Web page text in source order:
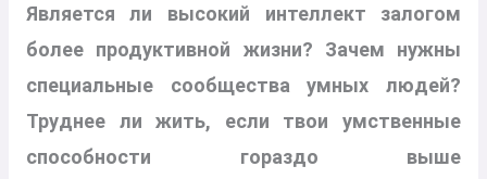
Является ли высокий интеллект залогом
более продуктивной жизни? Зачем нужны
специальные сообщества умных людей?
Труднее ли жить, если твои умственные
способности гораздо выше